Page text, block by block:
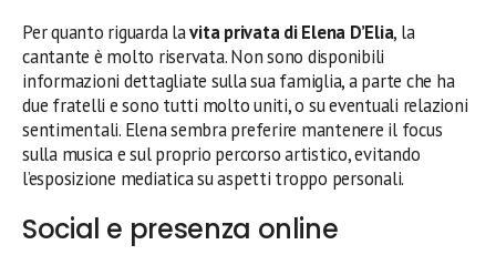
Per quanto riguarda lavita privata di Elena D’Elia, la
cantante è molto riservata. Non sono disponibili
informazioni dettagliate sulla sua famiglia, a parte che ha
due fratelli e sono tutti molto uniti, o su eventuali relazioni
sentimentali. Elena sembra preferire mantenere il focus
sulla musica e sul proprio percorso artistico, evitando
l’esposizione mediatica su aspetti troppo personali.
Social e presenza online